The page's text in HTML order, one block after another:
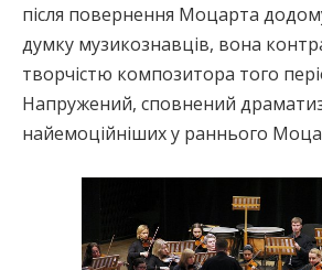
після повернення Моцарта додому
думку музикознавців, вона
творчістю композитора того
Напружений, сповнений
найемоційніших у раннього